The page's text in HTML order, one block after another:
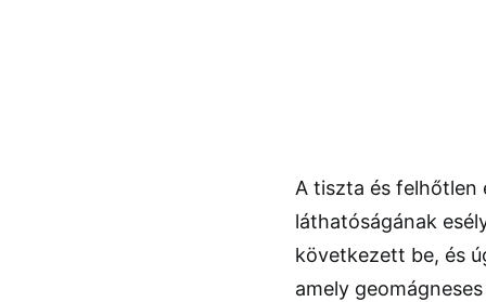
A tiszta és felhőtlen
láthatóságának
következett be, és
amely